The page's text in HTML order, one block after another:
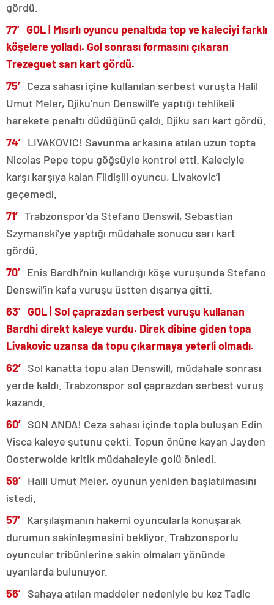
gördü.
77′ GOL | Mısırlı oyuncu penaltıda top ve kaleciyi farklı
köşelere yolladı. Gol sonrası formasını çıkaran
Trezeguet sarı kart gördü.
75′ Ceza sahası içine kullanılan serbest vuruşta Halil
Umut Meler, Djiku’nun Denswill’e yaptığı tehlikeli
harekete penaltı düdüğünü çaldı. Djiku sarı kart gördü.
74′ LIVAKOVIC! Savunma arkasına atılan uzun topta
Nicolas Pepe topu göğsüyle kontrol etti. Kaleciyle
karşı karşıya kalan Fildişili oyuncu, Livakovic’i
geçemedi.
71′ Trabzonspor’da Stefano Denswil, Sebastian
Szymanski’ye yaptığı müdahale sonucu sarı kart
gördü.
70′ Enis Bardhi’nin kullandığı köşe vuruşunda Stefano
Denswil’in kafa vuruşu üstten dışarıya gitti.
63′ GOL | Sol çaprazdan serbest vuruşu kullanan
Bardhi direkt kaleye vurdu. Direk dibine giden topa
Livakovic uzansa da topu çıkarmaya yeterli olmadı.
62′ Sol kanatta topu alan Denswill, müdahale sonrası
yerde kaldı. Trabzonspor sol çaprazdan serbest vuruş
kazandı.
60′ SON ANDA! Ceza sahası içinde topla buluşan Edin
Visca kaleye şutunu çekti. Topun önüne kayan Jayden
Oosterwolde kritik müdahaleyle golü önledi.
59′ Halil Umut Meler, oyunun yeniden başlatılmasını
istedi.
57′ Karşılaşmanın hakemi oyuncularla konuşarak
durumun sakinleşmesini bekliyor. Trabzonsporlu
oyuncular tribünlerine sakin olmaları yönünde
uyarılarda bulunuyor.
56′ Sahaya atılan maddeler nedeniyle bu kez Tadic